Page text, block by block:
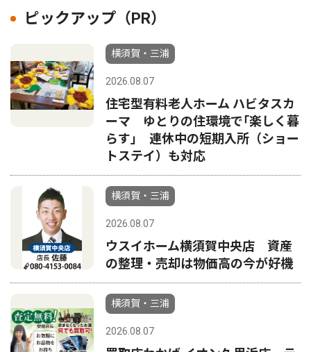
ピックアップ（PR）
横須賀・三浦
2026.08.07
住宅型有料老人ホーム ハビタスカ
ーマ ゆとりの住環境で｢楽しく暮
らす｣ 連休中の短期入所（ショー
トステイ）も対応
横須賀・三浦
2026.08.07
ウスイホーム横須賀中央店 資産
の整理・売却は物価高の今が好機
横須賀・三浦
2026.08.07